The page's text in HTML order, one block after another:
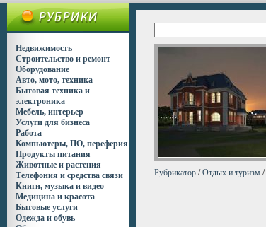
Недвижимость
Строительство и ремонт
Оборудование
Авто, мото, техника
Бытовая техника и
электроника
Мебель, интерьер
Услуги для бизнеса
Работа
Компьютеры, ПО, переферия
Продукты питания
Животные и растения
Телефония и средства связи
Книги, музыка и видео
Медицина и красота
Бытовые услуги
Одежда и обувь
Рубрикатор /Отдых и туризм /